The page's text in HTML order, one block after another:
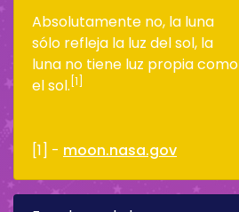
Absolutamente no, la luna
sólo refleja la luz del sol, la
luna no tiene luz propia como
el sol. [1]
[1] - moon.nasa.gov